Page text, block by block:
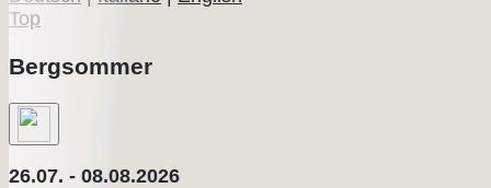
Top
Bergsommer
26.07. - 08.08.2026